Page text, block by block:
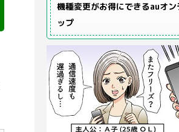
機種変更がお得にできるauオン
ップ